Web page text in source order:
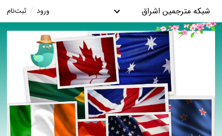
شبکه مترجمین اشراق ورود / ثبت‌نام